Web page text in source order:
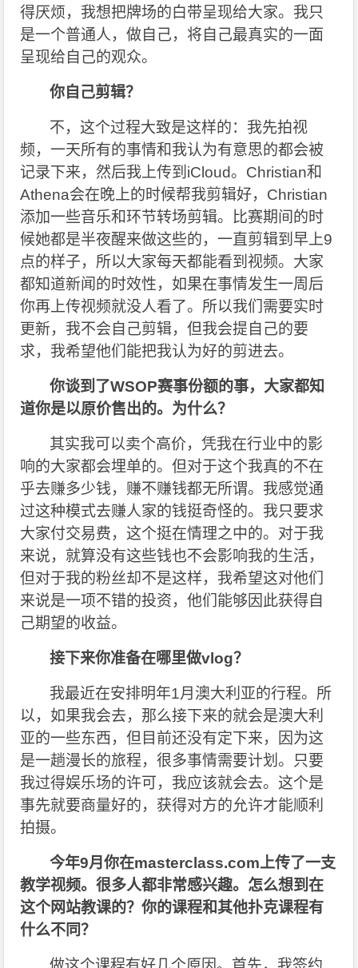
得厌烦，我想把牌场的白带呈现给大家。我只
是一个普通人，做自己，将自己最真实的一面
呈现给自己的观众。
你自己剪辑？
不，这个过程大致是这样的：我先拍视
频，一天所有的事情和我认为有意思的都会被
记录下来，然后我上传到iCloud。Christian和
Athena会在晚上的时候帮我剪辑好，Christian
添加一些音乐和环节转场剪辑。比赛期间的时
候她都是半夜醒来做这些的，一直剪辑到早上9
点的样子，所以大家每天都能看到视频。大家
都知道新闻的时效性，如果在事情发生一周后
你再上传视频就没人看了。所以我们需要实时
更新，我不会自己剪辑，但我会提自己的要
求，我希望他们能把我认为好的剪进去。
你谈到了WSOP赛事份额的事，大家都知
道你是以原价售出的。为什么？
其实我可以卖个高价，凭我在行业中的影
响的大家都会埋单的。但对于这个我真的不在
乎去赚多少钱，赚不赚钱都无所谓。我感觉通
过这种模式去赚人家的钱挺奇怪的。我只要求
大家付交易费，这个挺在情理之中的。对于我
来说，就算没有这些钱也不会影响我的生活，
但对于我的粉丝却不是这样，我希望这对他们
来说是一项不错的投资，他们能够因此获得自
己期望的收益。
接下来你准备在哪里做vlog？
我最近在安排明年1月澳大利亚的行程。所
以，如果我会去，那么接下来的就会是澳大利
亚的一些东西，但目前还没有定下来，因为这
是一趟漫长的旅程，很多事情需要计划。只要
我过得娱乐场的许可，我应该就会去。这个是
事先就要商量好的，获得对方的允许才能顺利
拍摄。
今年9月你在masterclass.com上传了一支
教学视频。很多人都非常感兴趣。怎么想到在
这个网站教课的？你的课程和其他扑克课程有
什么不同？